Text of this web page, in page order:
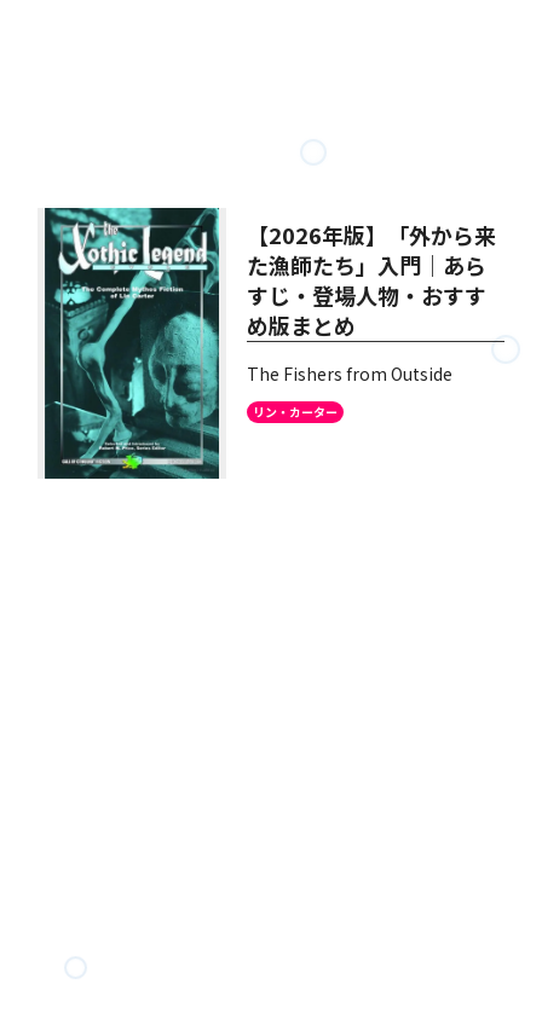
【2026年版】「外から来
た漁師たち」入門｜あら
すじ・登場人物・おすす
め版まとめ
The Fishers from Outside
リン・カーター